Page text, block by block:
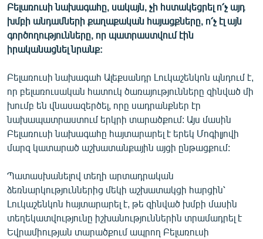
ՏԵՍԱՆՅՈՒԹԵՐ
ԲԱՆԱՎԵՃ
ՁԳՏԵԼՈՎ ԼԱՎԱԳՈՒՅՆԻՆ
ՓՈԴՔԱՍԹ
Հայերեն
English
Русский
ՀԵՏԵՎԵՔ ՄԵԶ
Բելառուսի նախագահը, սակայն, չի հստակեցրել ո՛չ այդ
խմբի անդամների քաղաքական հայացքները, ո՛չ էլ այն
գործողությունները, որ պատրաստվում էին
իրականացնել նրանք:
Բելառուսի նախագահ Ալեքսանդր Լուկաշենկոն պնդում է,
որ բելառուսական հատուկ ծառայությունները զինված մի
խումբ են վնասազերծել, որը սադրանքներ էր
նախապատրաստում երկրի տարածքում: Այս մասին
Բելառուսի նախագահը հայտարարել է երեկ Մոգիլյովի
մարզ կատարած աշխատանքային այցի ընթացքում:
Պատասխանելով տեղի արտադրական
ձեռնարկություններից մեկի աշխատակցի հարցին՝
Լուկաշենկոն հայտարարել է, թե զինված խմբի մասին
տեղեկատվությունը իշխանություններին տրամադրել է
Եվրամիության տարածքում ապրող Բելառուսի